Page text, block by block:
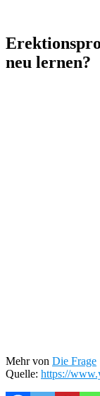
neu lernen?
Mehr von Die Frage
Quelle: https://